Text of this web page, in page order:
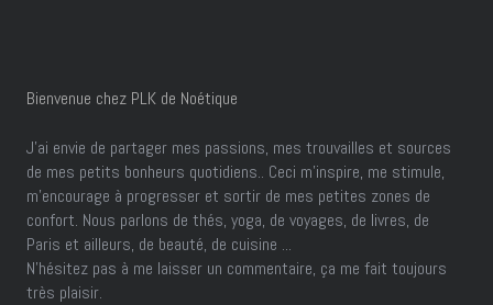
Bienvenue chez PLK de Noétique
J’ai envie de partager mes passions, mes trouvailles et sources
de mes petits bonheurs quotidiens.. Ceci m'inspire, me stimule,
m'encourage à progresser et sortir de mes petites zones de
confort. Nous parlons de thés, yoga, de voyages, de livres, de
Paris et ailleurs, de beauté, de cuisine ...
N'hésitez pas à me laisser un commentaire, ça me fait toujours
très plaisir.